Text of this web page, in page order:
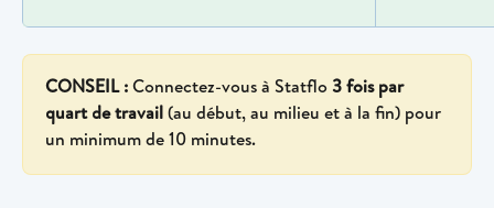
CONSEIL : Connectez-vous à Statflo 3 fois par
quart de travail (au début, au milieu et à la fin) pour
un minimum de 10 minutes.